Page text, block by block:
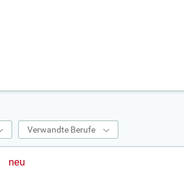
Verwandte Berufe